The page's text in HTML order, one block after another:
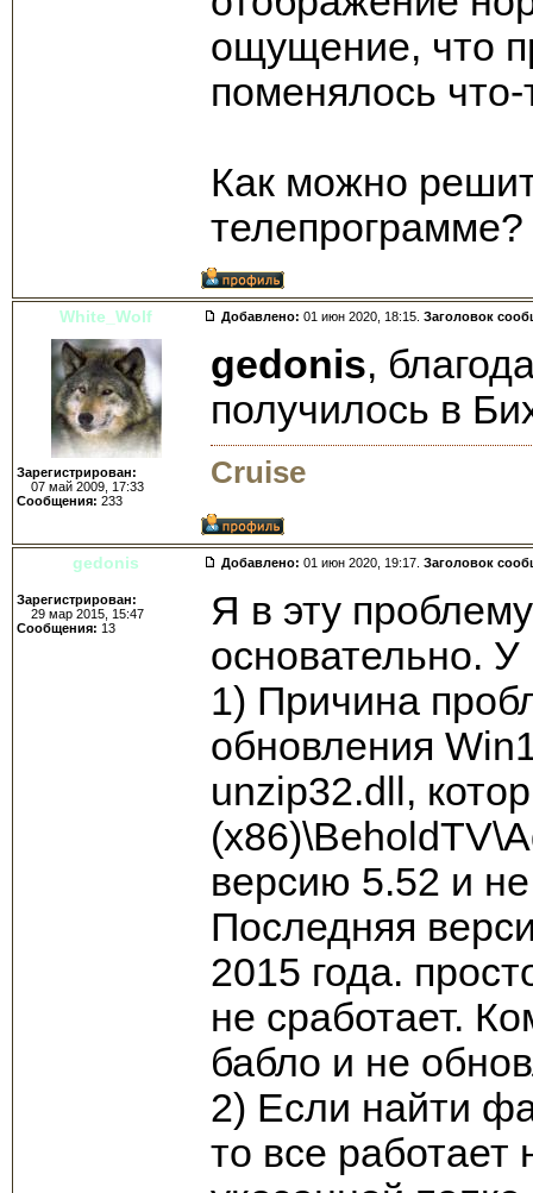
ощущение, что
поменялось что-
Как можно
телепрограмме?
White_Wolf Добавлено: 01 июн 2020, 18:15. Заголовок
Зарегистрирован:
07 май 2009, 17:33
Сообщения: 233
gedonis,
получилось в
Cruise
gedonis Добавлено: 01 июн 2020, 19:17. Заголовок
Зарегистрирован:
29 мар 2015, 15:47
Сообщения: 13
Я в эту
основательно.
1) Причина
обновления
unzip32.dll,
версию 5.52 и
Последняя
2015 года.
не сработает.
бабло и не
2) Если найти
то все работает